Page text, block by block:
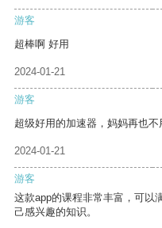
游客
超棒啊 好用
2024-01-21
游客
超级好用的加速器，妈妈再也不
2024-01-21
游客
这款app的课程非常丰富，可以
己感兴趣的知识。